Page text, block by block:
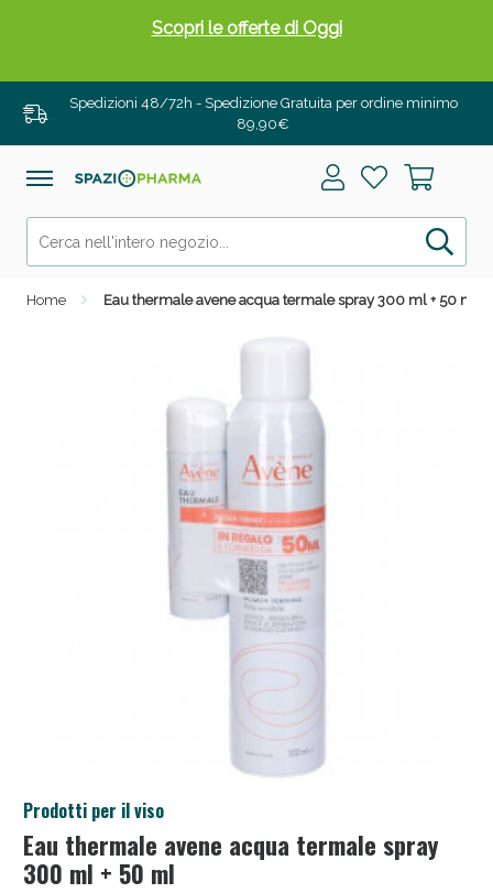
Spedizioni 48/72h - Spedizione Gratuita per ordine minimo
89,90€
Home Eau thermale avene acqua termale spray 300 ml + 50 ml
Prodotti per il viso
Eau thermale avene acqua termale spray
300 ml + 50 ml
Scopri le offerte di Oggi
Drenanti e Pancia Piatta: Sconti fino al 55% validi
Salini e Multivitaminici: oggi Sconto extra fino al